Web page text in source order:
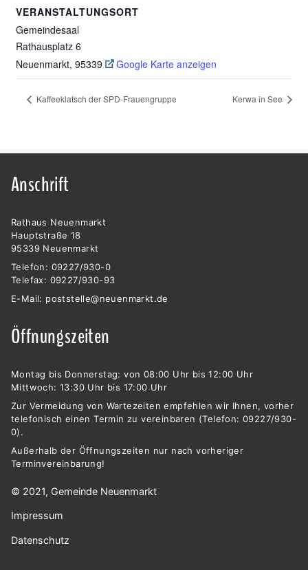
VERANSTALTUNGSORT
Gemeindesaal
Rathausplatz 6
Neuenmarkt, 95339 Google Karte anzeigen
Kaffeeklatsch der SPD-Frauengruppe Kerwa in See
Anschrift
Rathaus Neuenmarkt
Hauptstraße 18
95339 Neuenmarkt
Telefon: 09227/930-0
Telefax: 09227/930-93
E-Mail: poststelle@neuenmarkt.de
Öffnungszeiten
Montag bis Donnerstag: von 08:00 Uhr bis 12:00 Uhr
Mittwoch: 13:30 Uhr bis 17:00 Uhr
Zur Vermeidung von Wartezeiten empfehlen wir Ihnen, vorher
telefonisch einen Termin zu vereinbaren (Telefon: 09227/930-
0).
Außerhalb der Öffnungszeiten nur nach vorheriger
Terminvereinbarung!
© 2021, Gemeinde Neuenmarkt
Impressum
Datenschutz